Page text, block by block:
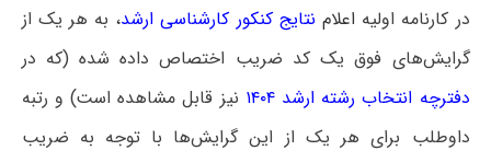
در کارنامه اولیه اعلام نتایج کنکور کارشناسی ارشد، به هر یک از
گرایش‌های فوق یک کد ضریب اختصاص داده شده (که در
دفترچه انتخاب رشته ارشد ۱۴۰۴
نیز قابل مشاهده است) و رتبه
داوطلب برای هر یک از این گرایش‌ها با توجه به ضریب